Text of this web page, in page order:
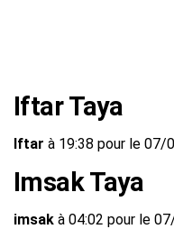
Iftar Taya
Iftar à 19:38 pour le 07/
Imsak Taya
imsak à 04:02 pour le